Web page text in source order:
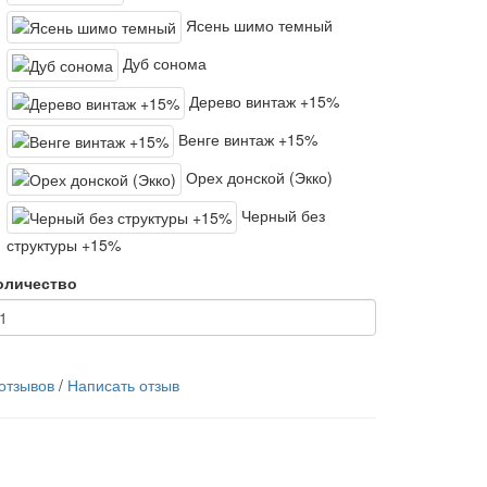
Ясень шимо темный
Дуб сонома
Дерево винтаж +15%
Венге винтаж +15%
Орех донской (Экко)
Черный без
структуры +15%
/ Написать отзыв